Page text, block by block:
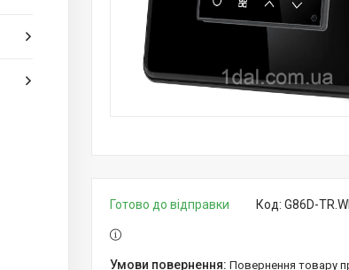
Готово до відправки Код: G86D-
повернення товару